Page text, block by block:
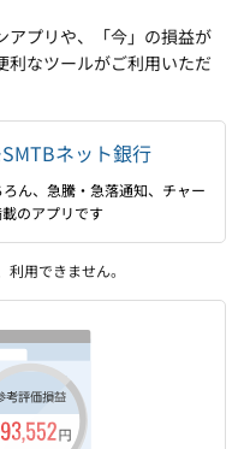
アプリや、「今」の損益が
利なツールがご利用いただ
ネット銀行
ん、急騰・急落通知、チャー
のアプリです
用できません。